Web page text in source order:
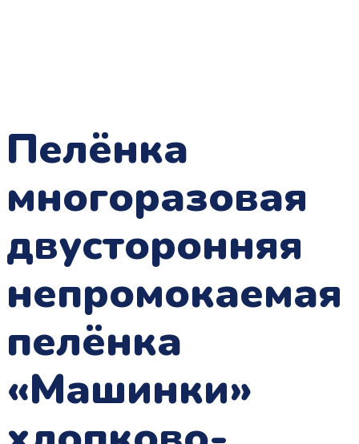
Пелёнка
многоразовая
двусторонняя
непромокаемая
пелёнка
«Машинки»